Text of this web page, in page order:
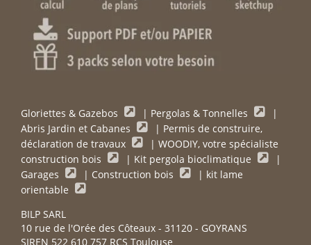
Gloriettes & Gazebos | Pergolas & Tonnelles
|
Abris Jardin et Cabanes
| Permis de construire,
déclaration de travaux
| WOODIY, votre spécialiste
construction bois
| Kit pergola bioclimatique
|
Garages
| Construction bois | kit lame
orientable
BILP SARL
10 rue de l'Orée des Côteaux - 31120 - GOYRANS
SIREN 522 610 757 RCS Toulouse